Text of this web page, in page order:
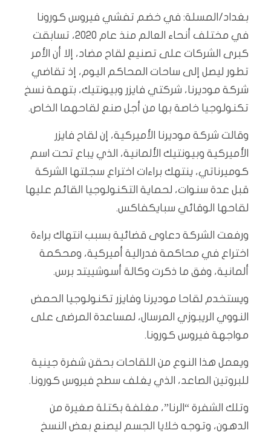
بغداد/المسلة: في خضم تفشي فيروس كورونا
في مختلف أنحاء العالم منذ عام 2020، تسابقت
كبرى الشركات على تصنيع لقاح مضاد، إلا أن الأمر
تطور ليصل إلى ساحات المحاكم اليوم، إذ تقاضي
شركة موديرنا، شركتي فايزر وبيونتيك، بتهمة نسخ
تكنولوجيا خاصة بها من أجل صنع لقاحهما الخاص.
وقالت شركة موديرنا الأميركية، إن لقاح فايزر
الأميركية وبيونتيك الألمانية، الذي يباع تحت اسم
كوميرناتي، ينتهك براءات اختراع سجلتها الشركة
قبل عدة سنوات، لحماية التكنولوجيا القائم عليها
لقاحها الوقائي سبايكفاكس.
ورفعت الشركة دعاوى قضائية بسبب انتهاك براءة
اختراع في محاكمة فدرالية أميركية، ومحكمة
ألمانية، وفق ما ذكرت وكالة أسوشييتد برس.
ويستخدم لقاحا موديرنا وفايزر تكنولوجيا الحمض
النووي الريبوزي المرسال، لمساعدة المرضى على
مواجهة فيروس كورونا.
ويعمل هذا النوع من اللقاحات بحقن شفرة جينية
للبروتين الصاعد، الذي يغلف سطح فيروس كورونا.
وتلك الشفرة “الرنا”، مغلفة بكتلة صغيرة من
الدهون، وتوجه خلايا الجسم ليصنع بعض النسخ